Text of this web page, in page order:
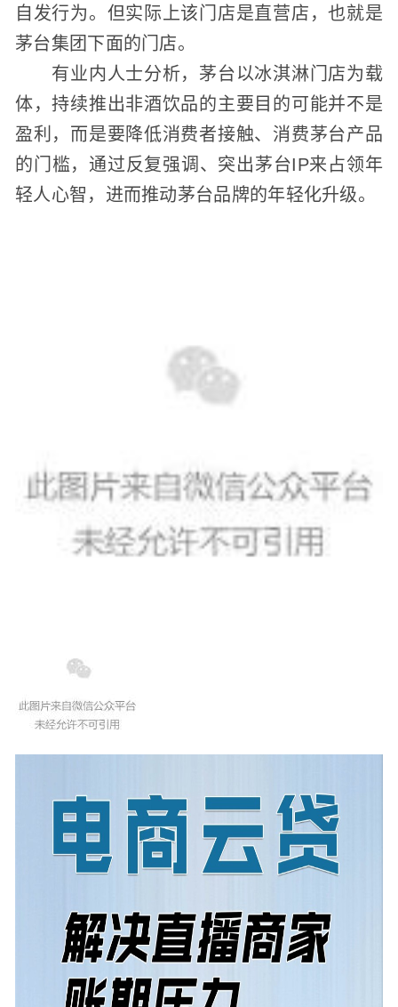
自发行为。但实际上该门店是直营店，也就是
茅台集团下面的门店。
有业内人士分析，茅台以冰淇淋门店为载
体，持续推出非酒饮品的主要目的可能并不是
盈利，而是要降低消费者接触、消费茅台产品
的门槛，通过反复强调、突出茅台IP来占领年
轻人心智，进而推动茅台品牌的年轻化升级。